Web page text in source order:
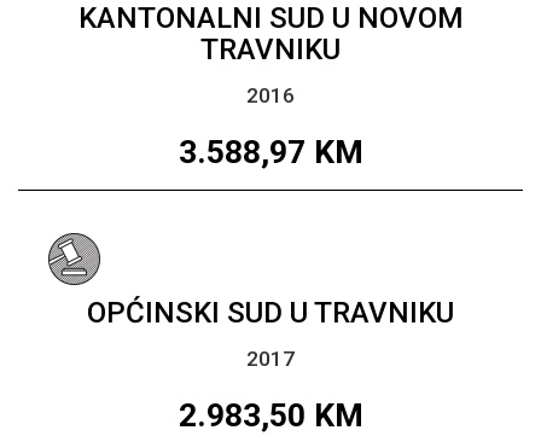
KANTONALNI SUD U NOVOM
TRAVNIKU
2016
3.588,97 KM
OPĆINSKI SUD U TRAVNIKU
2017
2.983,50 KM